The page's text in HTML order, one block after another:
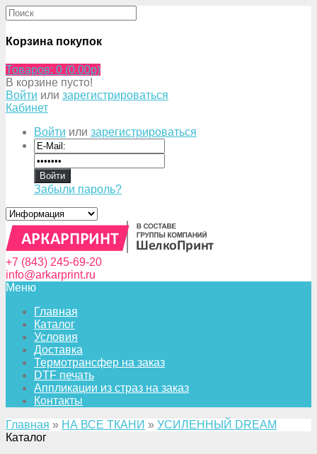
Корзина покупок
Товаров: 0 (0.00p)
В корзине пусто!
Войти или зарегистрироваться
Кабинет
Войти или зарегистрироваться
Забыли пароль?
+7 (843) 245-69-20
info@arkarprint.ru
Меню
Главная
Каталог
Условия
Доставка
Термотрансфер на заказ
DTF печать
Аппликации из страз на заказ
Контакты
Главная » НА ВСЕ ТКАНИ » УСИЛЕННЫЙ DREAM
Каталог